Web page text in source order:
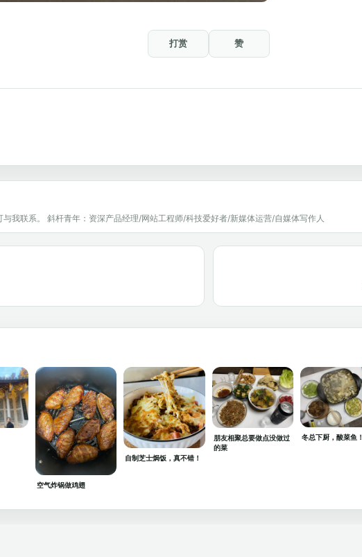
打赏 赞
我联系。 斜杆青年：资深产品经理/网站工程师/科技爱好者/新媒体运营/自媒体写作人
空气炸锅做鸡翅
自制芝士焗饭，真不错！
朋友相聚总要做点没做过
的菜
冬总下厨，酸菜鱼！